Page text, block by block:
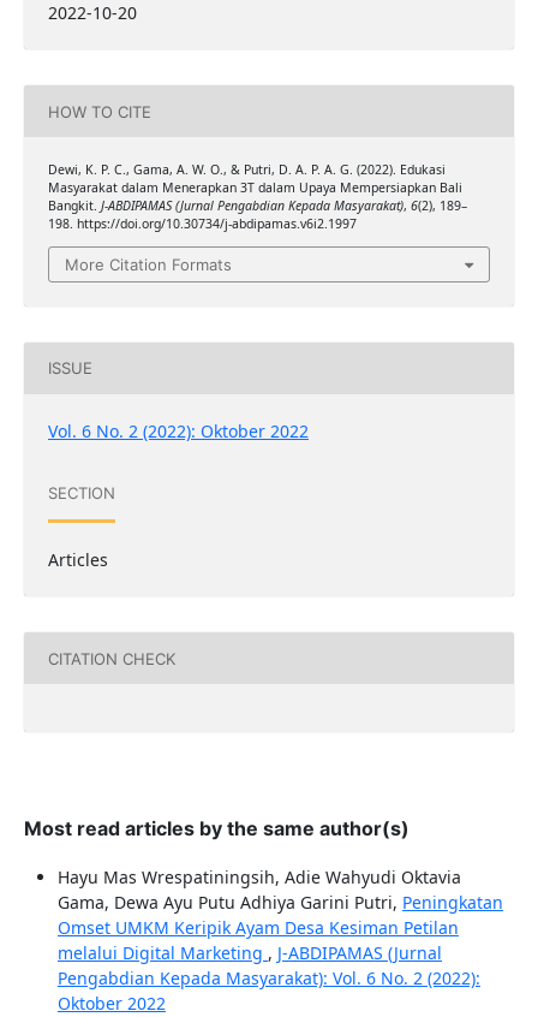
2022-10-20
HOW TO CITE
Dewi, K. P. C., Gama, A. W. O., & Putri, D. A. P. A. G. (2022). Edukasi
Masyarakat dalam Menerapkan 3T dalam Upaya Mempersiapkan Bali
Bangkit. J-ABDIPAMAS (Jurnal Pengabdian Kepada Masyarakat), 6(2), 189–
198. https://doi.org/10.30734/j-abdipamas.v6i2.1997
More Citation Formats
ISSUE
Vol. 6 No. 2 (2022): Oktober 2022
SECTION
Articles
CITATION CHECK
Most read articles by the same author(s)
Hayu Mas Wrespatiningsih, Adie Wahyudi Oktavia
Gama, Dewa Ayu Putu Adhiya Garini Putri, Peningkatan
Omset UMKM Keripik Ayam Desa Kesiman Petilan
melalui Digital Marketing , J-ABDIPAMAS (Jurnal
Pengabdian Kepada Masyarakat): Vol. 6 No. 2 (2022):
Oktober 2022